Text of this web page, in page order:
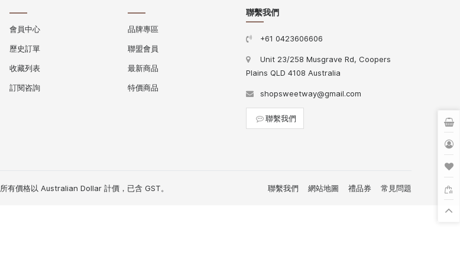
會員中心
歷史訂單
收藏列表
訂閱咨詢
品牌專區
聯盟會員
最新商品
特價商品
聯繫我們
+61 0423606606
Unit 23/258 Musgrave Rd, Coopers
Plains QLD 4108 Australia
shopsweetway@gmail.com
聯繫我們
聯繫我們 網站地圖 禮品券 常見問題
所有價格以 Australian Dollar 計價，已含 GST。 